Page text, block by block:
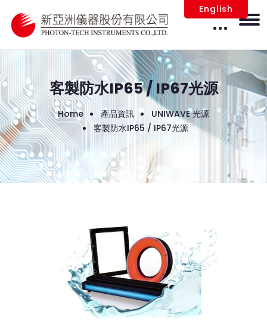
English
客製防水IP65 / IP67光源
Home 產品資訊
UNIWAVE 光源
客製防水IP65 / IP67光源